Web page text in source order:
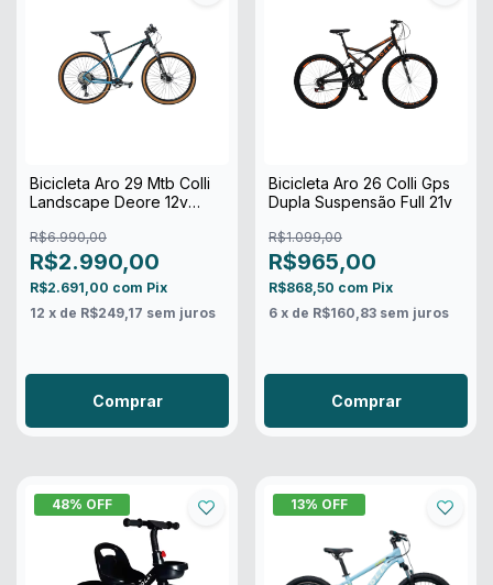
Bicicleta Aro 29 Mtb Colli
Landscape Deore 12v
R$6.990,00
R$2.990,00
R$2.691,00 com Pix
12 x de R$249,17 sem juros
Comprar
Bicicleta Aro 26 Colli Gps
Dupla Suspensão Full 21v
R$1.099,00
R$965,00
R$868,50 com Pix
6 x de R$160,83 sem juros
Comprar
48% OFF 13% OFF